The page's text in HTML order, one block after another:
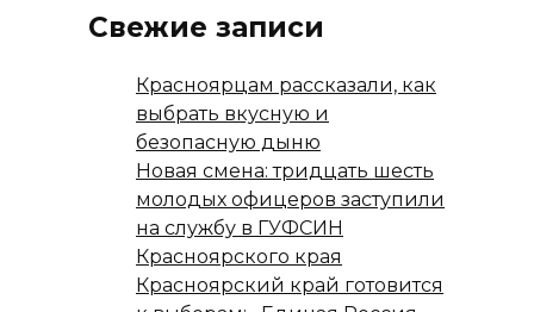
Свежие записи
Красноярцам рассказали, как
выбрать вкусную и
безопасную дыню
Новая смена: тридцать шесть
молодых офицеров заступили
на службу в ГУФСИН
Красноярского края
Красноярский край готовится